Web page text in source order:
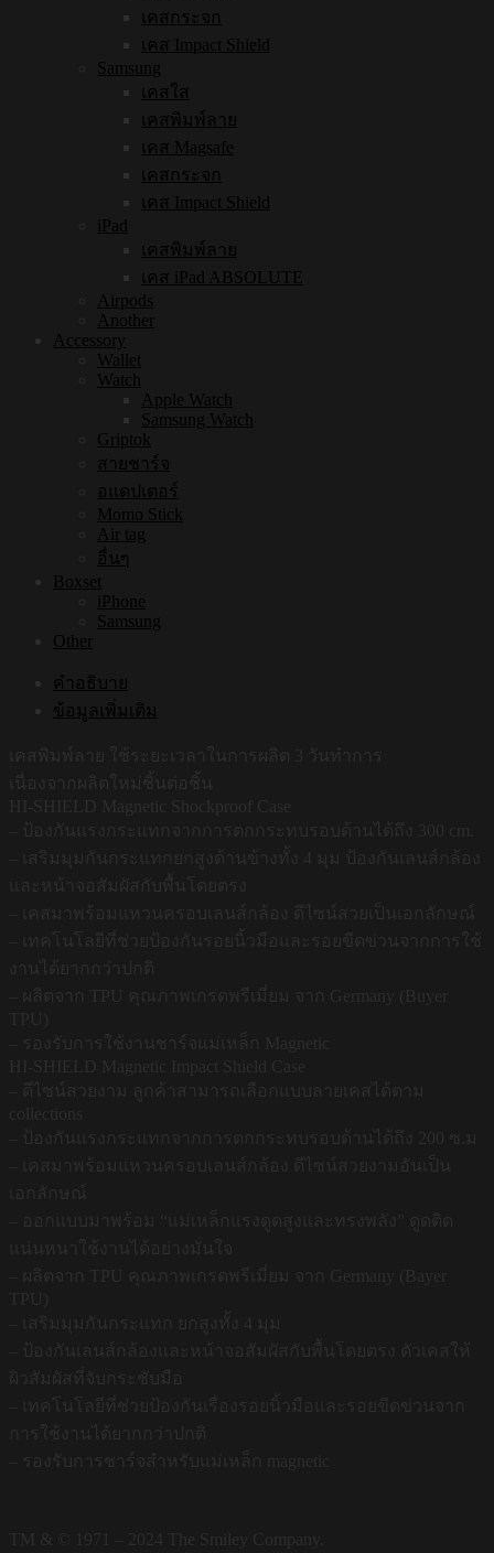
เคสกระจก
เคส Impact Shield
Samsung
เคสใส
เคสพิมพ์ลาย
เคส Magsafe
เคสกระจก
เคส Impact Shield
iPad
เคสพิมพ์ลาย
เคส iPad ABSOLUTE
Airpods
Another
Accessory
Wallet
Watch
Apple Watch
Samsung Watch
Griptok
สายชาร์จ
อแดปเตอร์
Momo Stick
Air tag
อื่นๆ
Boxset
iPhone
Samsung
Other
คำอธิบาย
ข้อมูลเพิ่มเติม